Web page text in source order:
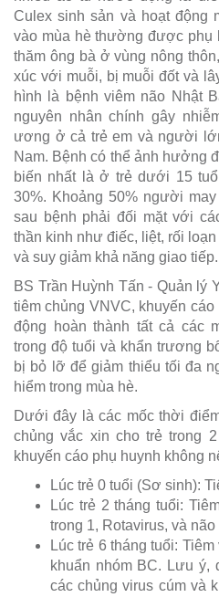
Culex sinh sản và hoạt động
vào mùa hè thường được phụ
thăm ông bà ở vùng nông
xúc với muỗi, bị muỗi đốt và
hình là bệnh viêm não Nhật
nguyên nhân chính gây
ương ở cả trẻ em và người
Nam. Bệnh có thể ảnh hưởng
biến nhất là ở trẻ dưới 15
30%. Khoảng 50% người
sau bệnh phải đối mặt với
thần kinh như điếc, liệt, rối
và suy giảm khả năng giao tiếp.
BS Trần Huỳnh Tấn - Quản lý
tiêm chủng VNVC, khuyến
động hoàn thành tất cả các
trong độ tuổi và khẩn trương
bị bỏ lỡ để giảm thiểu tối đa
hiểm trong mùa hè.
Dưới đây là các mốc thời
chủng vắc xin cho trẻ trong
khuyến cáo phụ huynh không
Lúc trẻ 0 tuổi (Sơ sinh):
Lúc trẻ 2 tháng tuổi:
trong 1, Rotavirus, và
Lúc trẻ 6 tháng tuổi:
khuẩn nhóm BC. Lưu ý,
các chủng virus cúm và